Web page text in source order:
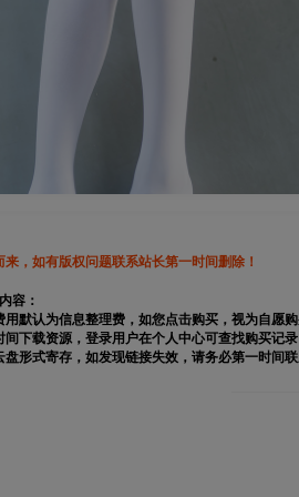
来，如有版权问题联系站长第一时间删除！
容：
用默认为信息整理费，如您点击购买，视为自愿
间下载资源，登录用户在个人中心可查找购买记
盘形式寄存，如发现链接失效，请务必第一时间